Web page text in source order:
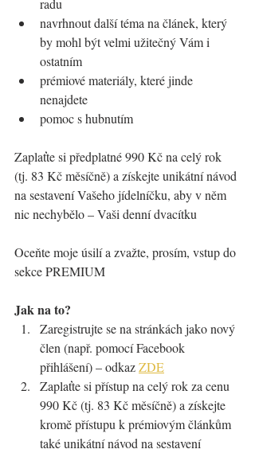
radu
navrhnout další téma na článek, který
by mohl být velmi užitečný Vám i
ostatním
prémiové materiály, které jinde
nenajdete
pomoc s hubnutím
Zaplaťte si předplatné 990 Kč na celý rok
(tj. 83 Kč měsíčně) a získejte unikátní návod
na sestavení Vašeho jídelníčku, aby v něm
nic nechybělo – Vaši denní dvacítku
Oceňte moje úsilí a zvažte, prosím, vstup do
sekce PREMIUM
Jak na to?
Zaregistrujte se na stránkách jako nový
člen (např. pomocí Facebook
přihlášení) – odkaz ZDE
Zaplaťte si přístup na celý rok za cenu
990 Kč (tj. 83 Kč měsíčně) a získejte
kromě přístupu k prémiovým článkům
také unikátní návod na sestavení